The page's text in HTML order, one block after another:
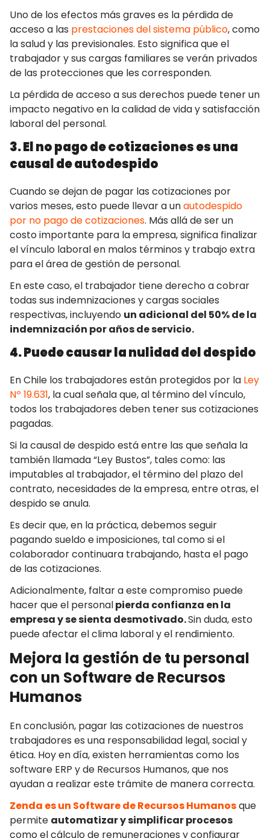
Uno de los efectos más graves es la pérdida de
acceso a las prestaciones del sistema público, como
la salud y las previsionales. Esto significa que el
trabajador y sus cargas familiares se verán privados
de las protecciones que les corresponden.
La pérdida de acceso a sus derechos puede tener un
impacto negativo en la calidad de vida y satisfacción
laboral del personal.
3. El no pago de cotizaciones es una
causal de autodespido
Cuando se dejan de pagar las cotizaciones por
varios meses, esto puede llevar a unautodespido
por no pago de cotizaciones. Más allá de ser un
costo importante para la empresa, significa finalizar
el vínculo laboral en malos términos y trabajo extra
para el área de gestión de personal.
En este caso, el trabajador tiene derecho a cobrar
todas sus indemnizaciones y cargas sociales
respectivas, incluyendo un adicional del 50% de la
indemnización por años de servicio.
4. Puede causar la nulidad del despido
En Chile los trabajadores están protegidos por la Ley
Nº 19.631, la cual señala que, al término del vínculo,
todos los trabajadores deben tener sus cotizaciones
pagadas.
Si la causal de despido está entre las que señala la
también llamada “Ley Bustos”, tales como: las
imputables al trabajador, el término del plazo del
contrato, necesidades de la empresa, entre otras, el
despido se anula.
Es decir que, en la práctica, debemos seguir
pagando sueldo e imposiciones, tal como si el
colaborador continuara trabajando, hasta el pago
de las cotizaciones.
Adicionalmente, faltar a este compromiso puede
hacer que el personalpierda confianza en la
empresa y se sienta desmotivado.Sin duda, esto
puede afectar el clima laboral y el rendimiento.
Mejora la gestión de tu personal
con un Software de Recursos
Humanos
En conclusión, pagar las cotizaciones de nuestros
trabajadores es una responsabilidad legal, social y
ética. Hoy en día, existen herramientas como los
software ERP y de Recursos Humanos, que nos
ayudan a realizar este trámite de manera correcta.
Zenda es un Software de Recursos Humanosque
permite automatizar y simplificar procesos
como el cálculo de remuneraciones y configurar